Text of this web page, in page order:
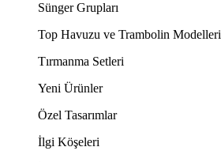
Sünger Grupları
Top Havuzu ve Trambolin Modelleri
Tırmanma Setleri
Yeni Ürünler
Özel Tasarımlar
İlgi Köşeleri